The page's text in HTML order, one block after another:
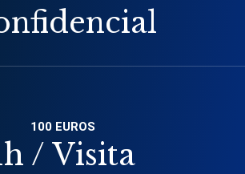
100 EUROS
/ Visita